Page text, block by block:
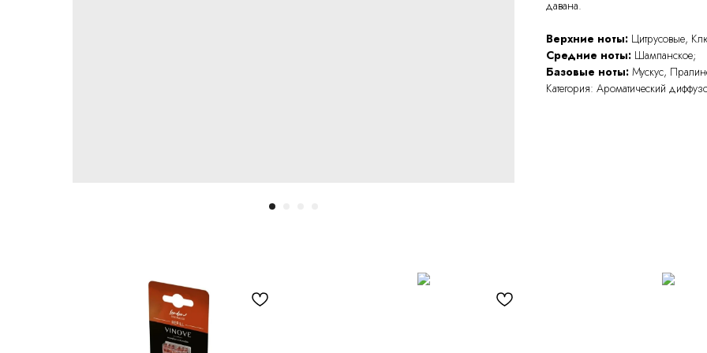
давана.
Верхние ноты: Цитрусовые,
Средние ноты: Шампанское;
Базовые ноты: Мускус,
Категория: Ароматический